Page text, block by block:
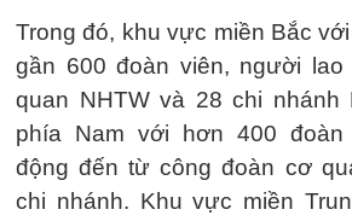
Trong đó, khu vực miền Bắc
gần 600 đoàn viên, người
quan NHTW và 28 chi nhánh
phía Nam với hơn 400
động đến từ công đoàn cơ
chi nhánh. Khu vực miền